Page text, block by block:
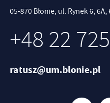
05-870 Błonie, ul. Rynek 6, 6A,
+48 22
ratusz@um.blonie.pl